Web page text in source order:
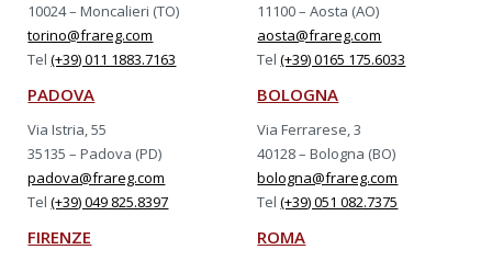
10024 – Moncalieri (TO)
torino@frareg.com
Tel(+39) 011 1883.7163
11100 – Aosta (AO)
aosta@frareg.com
Tel(+39) 0165 175.6033
PADOVA
Via Istria, 55
35135 – Padova (PD)
padova@frareg.com
Tel(+39) 049 825.8397
BOLOGNA
Via Ferrarese, 3
40128 – Bologna (BO)
bologna@frareg.com
Tel(+39) 051 082.7375
FIRENZE ROMA